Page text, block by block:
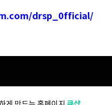
drsp_0fficial/